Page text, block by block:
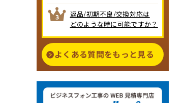
返品/初期不良/交換対応は
どのような時に可能ですか？
よくある質問をもっと見る